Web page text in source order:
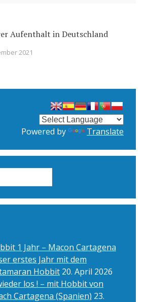
Aufenthalt in Deutschland
2021
Powered by Translate
1 Jahr – Macon Cartagena
erstes Jahr mit dem
Hobbit 20. April 2026
los ! – mit Hobbit von
Cartagena (Spanien) 23.